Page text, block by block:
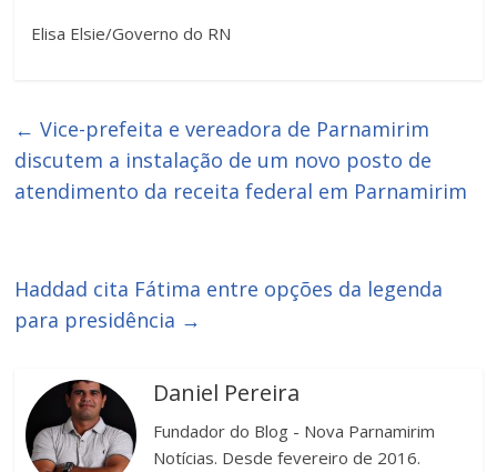
Elisa Elsie/Governo do RN
← Vice-prefeita e vereadora de Parnamirim
discutem a instalação de um novo posto de
atendimento da receita federal em Parnamirim
Haddad cita Fátima entre opções da legenda
para presidência →
Daniel Pereira
Fundador do Blog - Nova Parnamirim
Notícias. Desde fevereiro de 2016.